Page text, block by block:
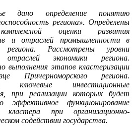
дано определение понятию
региона». Определены
оценки развития
и отраслей промышленности в
региона. Рассмотрены уровни
отраслей экономики региона.
выполнения этапов кластеризации
Причерноморского региона.
ключевые инвестиционные
при реализации которых будет
эффективное функционирование
кластера при организационно-
содействии государства.